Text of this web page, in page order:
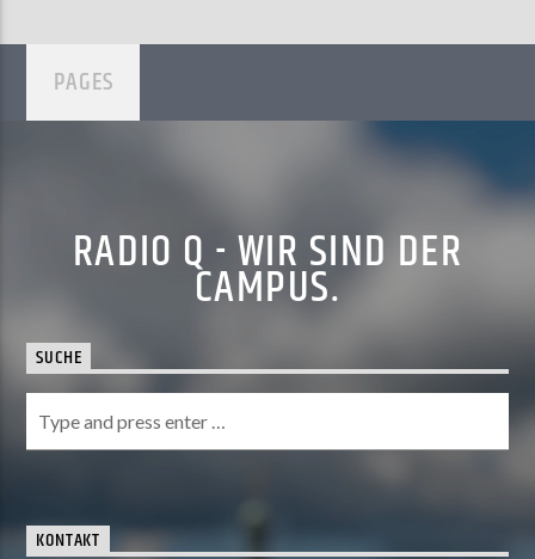
PAGES
RADIO Q - WIR SIND DER
CAMPUS.
SUCHE
KONTAKT